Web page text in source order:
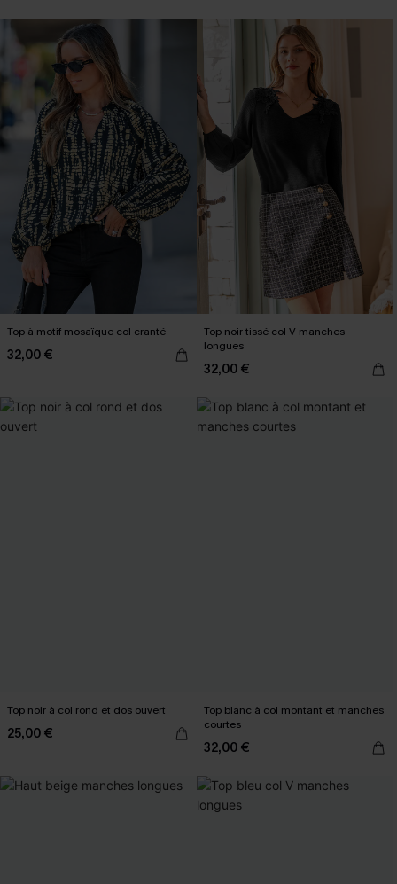
Top à motif mosaïque col cranté
32,00 €
Top noir tissé col V manches
longues
32,00 €
Top noir à col rond et dos ouvert
25,00 €
Top blanc à col montant et manches
courtes
32,00 €